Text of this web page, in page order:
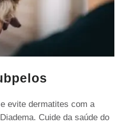
evite dermatites com a
Cuide da saúde do